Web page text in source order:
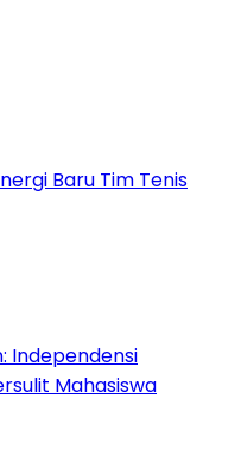
Baru Tim Tenis
Independensi
Mahasiswa